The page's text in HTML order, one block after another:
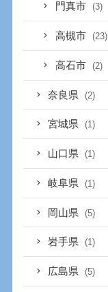
門真市 (3)
高槻市 (23)
高石市 (2)
奈良県 (2)
宮城県 (1)
山口県 (1)
岐阜県 (1)
岡山県 (5)
岩手県 (1)
広島県 (5)